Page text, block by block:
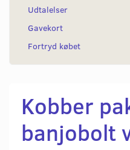
Udtalelser
Gavekort
Fortryd købet
Kobber
banjobolt